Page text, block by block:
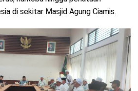
di sekitar Masjid Agung Ciamis.